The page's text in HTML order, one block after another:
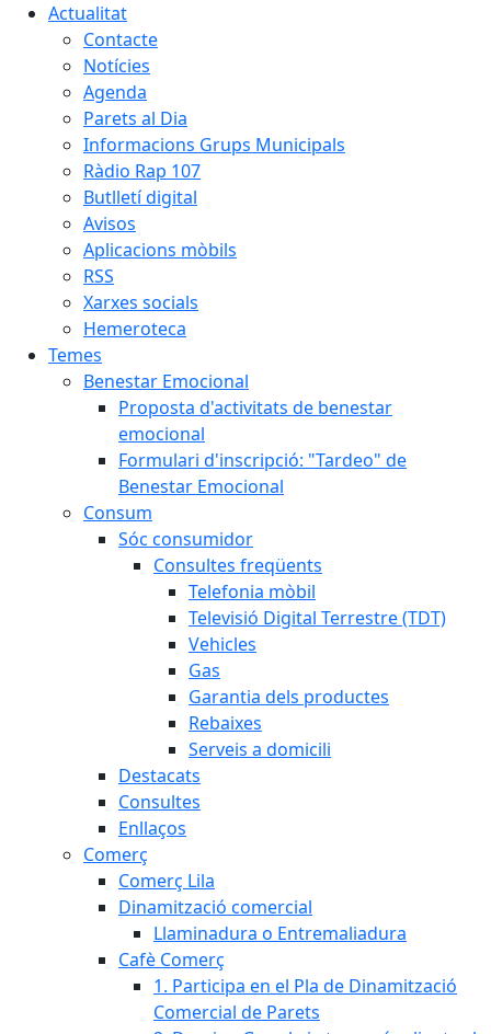
Actualitat
Contacte
Notícies
Agenda
Parets al Dia
Informacions Grups Municipals
Ràdio Rap 107
Butlletí digital
Avisos
Aplicacions mòbils
RSS
Xarxes socials
Hemeroteca
Temes
Benestar Emocional
Proposta d'activitats de benestar
emocional
Formulari d'inscripció: "Tardeo" de
Benestar Emocional
Consum
Sóc consumidor
Consultes freqüents
Telefonia mòbil
Televisió Digital Terrestre (TDT)
Vehicles
Gas
Garantia dels productes
Rebaixes
Serveis a domicili
Destacats
Consultes
Enllaços
Comerç
Comerç Lila
Dinamització comercial
Llaminadura o Entremaliadura
Cafè Comerç
1. Participa en el Pla de Dinamització
Comercial de Parets